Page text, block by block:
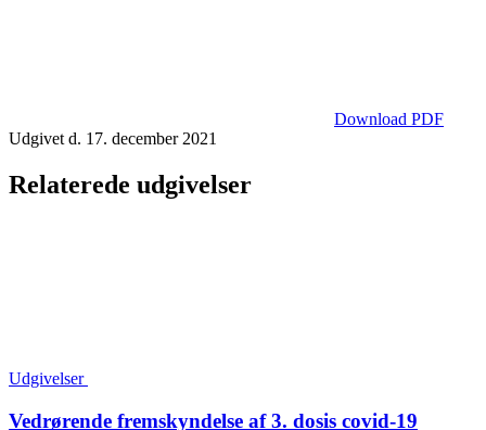
Download PDF
Udgivet d. 17. december 2021
Relaterede udgivelser
Udgivelser
Vedrørende fremskyndelse af 3. dosis covid-19